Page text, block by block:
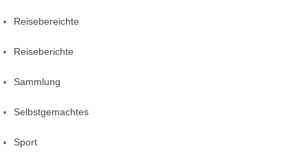
Reisebereichte
Reiseberichte
Sammlung
Selbstgemachtes
Sport